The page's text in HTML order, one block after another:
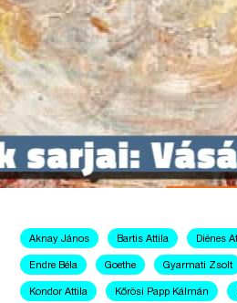
Aknay János Bartis Attila Diénes
Endre Béla Goethe Gyarmati Zsolt
Kondor Attila Kőrösi Papp Kálmán